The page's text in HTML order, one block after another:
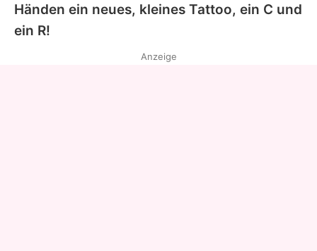
Händen ein neues, kleines Tattoo, ein C und
ein R!
Anzeige